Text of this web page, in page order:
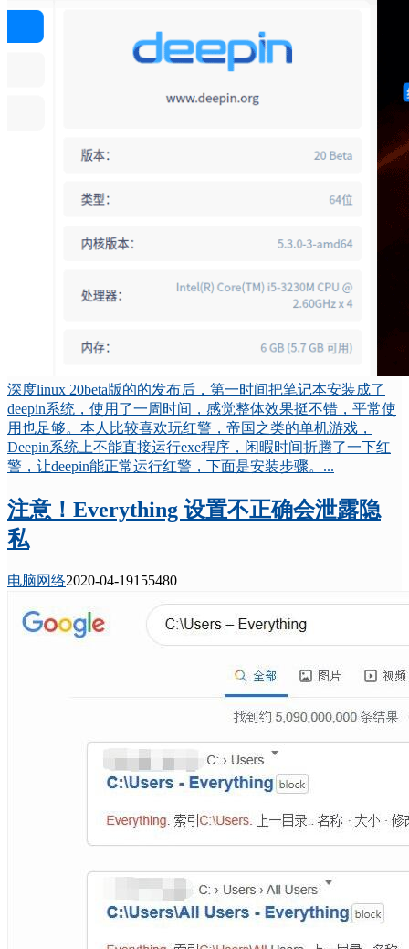
深度linux 20beta版的的发布后，第一时间把笔记本安装成了
deepin系统，使用了一周时间，感觉整体效果挺不错，平常使
用也足够。本人比较喜欢玩红警，帝国之类的单机游戏，
Deepin系统上不能直接运行exe程序，闲暇时间折腾了一下红
警，让deepin能正常运行红警，下面是安装步骤。...
注意！Everything 设置不正确会泄露隐
私
电脑网络2020-04-19155480